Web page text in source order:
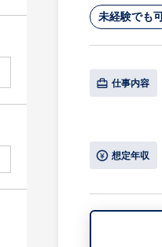
未経験でも
仕事内容
想定年収